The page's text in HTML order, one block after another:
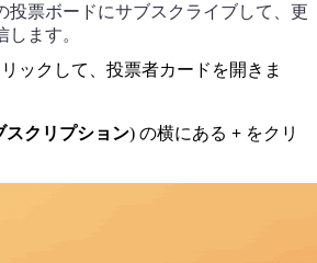
投票ボードにサブスクライブして、更
ます。
ックして、投票者カードを開きま
スクリプション) の横にある + をクリ